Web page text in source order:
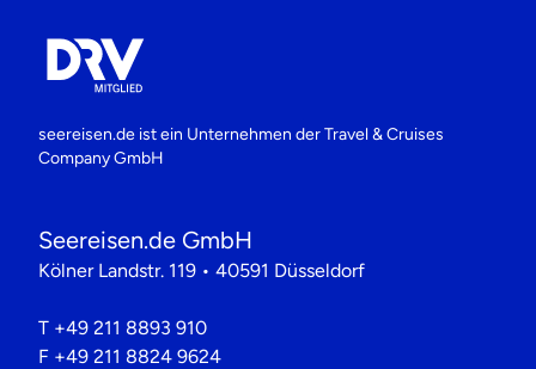
seereisen.de ist ein Unternehmen derTravel & Cruises
Company GmbH
Seereisen.de GmbH
Kölner Landstr. 119 • 40591 Düsseldorf
T +49 211 8893 910
F +49 211 8824 9624